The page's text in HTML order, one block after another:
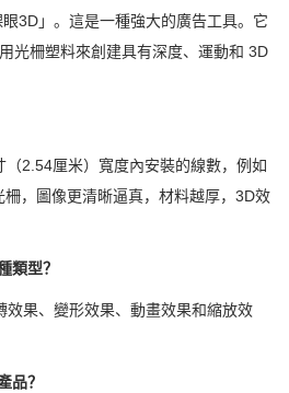
3D」。這是一種強大的廣告工具。它
光柵塑料來創建具有深度、運動和 3D
2.54厘米）寬度內安裝的線數，例如
，圖像更清晰逼真，材料越厚，3D效
類型？
效果、變形效果、動畫效果和縮放效
品？